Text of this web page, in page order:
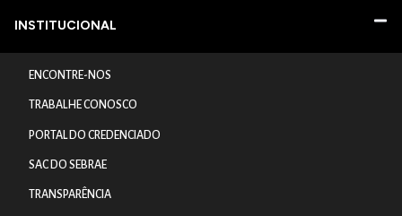
INSTITUCIONAL
ENCONTRE-NOS
TRABALHE CONOSCO
PORTAL DO CREDENCIADO
SAC DO SEBRAE
TRANSPARÊNCIA